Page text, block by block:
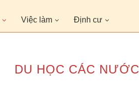
Việc làm Định cư
DU HỌC CÁC NƯỚC